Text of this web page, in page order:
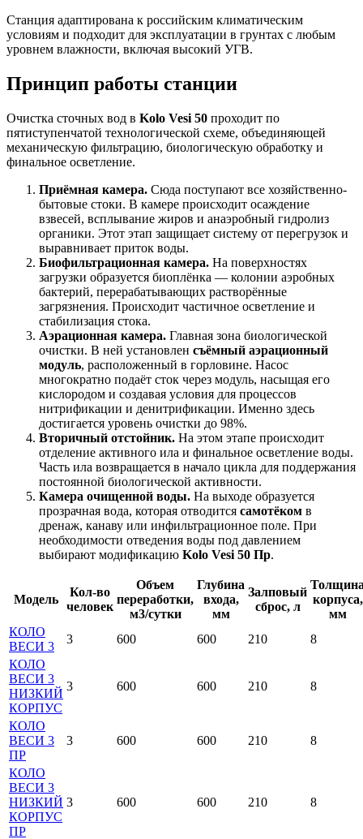
Станция адаптирована к российским климатическим
условиям и подходит для эксплуатации в грунтах с любым
уровнем влажности, включая высокий УГВ.
Принцип работы станции
Очистка сточных вод в Kolo Vesi 50 проходит по
пятиступенчатой технологической схеме, объединяющей
механическую фильтрацию, биологическую обработку и
финальное осветление.
Приёмная камера. Сюда поступают все хозяйственно-
бытовые стоки. В камере происходит осаждение
взвесей, всплывание жиров и анаэробный гидролиз
органики. Этот этап защищает систему от перегрузок и
выравнивает приток воды.
Биофильтрационная камера. На поверхностях
загрузки образуется биоплёнка — колонии аэробных
бактерий, перерабатывающих растворённые
загрязнения. Происходит частичное осветление и
стабилизация стока.
Аэрационная камера. Главная зона биологической
очистки. В ней установлен съёмный аэрационный
модуль, расположенный в горловине. Насос
многократно подаёт сток через модуль, насыщая его
кислородом и создавая условия для процессов
нитрификации и денитрификации. Именно здесь
достигается уровень очистки до 98%.
Вторичный отстойник. На этом этапе происходит
отделение активного ила и финальное осветление воды.
Часть ила возвращается в начало цикла для поддержания
постоянной биологической активности.
Камера очищенной воды. На выходе образуется
прозрачная вода, которая отводится самотёком в
дренаж, канаву или инфильтрационное поле. При
необходимости отведения воды под давлением
выбирают модификацию Kolo Vesi 50 Пр.
Модель
Кол-во
человек
Объем
переработки,
м3/сутки
Глубина
входа,
мм
Залповый
сброс, л
корпуса,
мм
КОЛО
ВЕСИ 3
3 600 600 210
8
КОЛО
ВЕСИ 3
НИЗКИЙ
КОРПУС
3 600 600 210 8
КОЛО
ВЕСИ 3
ПР
3 600 600 210 8
КОЛО
ВЕСИ 3
НИЗКИЙ
КОРПУС
ПР
3 600 600 210 8